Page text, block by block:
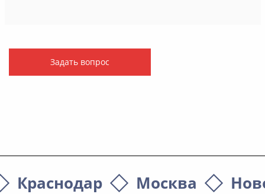
Задать вопрос
Краснодар Москва